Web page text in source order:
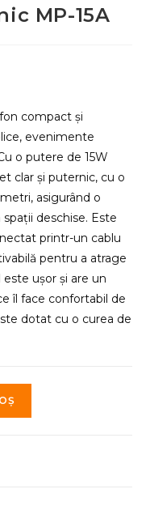
MP-15A
compact și
evenimente
o putere de 15W
clar și puternic, cu o
asigurând o
deschise. Este
printr-un cablu
pentru a atrage
ușor și are un
îl face confortabil de
dotat cu o curea de